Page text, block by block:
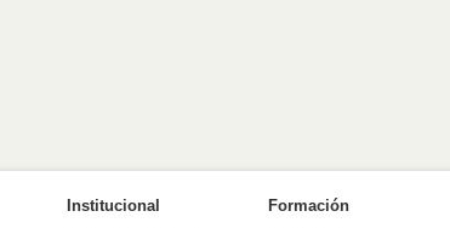
Institucional
Formación